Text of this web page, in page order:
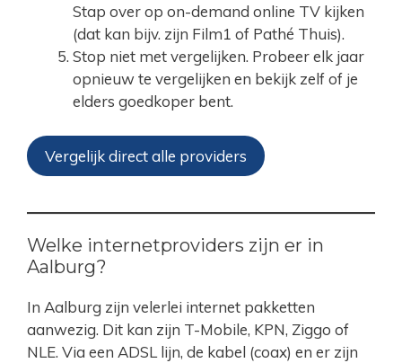
Stap over op on-demand online TV kijken
(dat kan bijv. zijn Film1 of Pathé Thuis).
Stop niet met vergelijken. Probeer elk jaar
opnieuw te vergelijken en bekijk zelf of je
elders goedkoper bent.
Vergelijk direct alle providers
Welke internetproviders zijn er in
Aalburg?
In Aalburg zijn velerlei internet pakketten
aanwezig. Dit kan zijn T-Mobile, KPN, Ziggo of
NLE. Via een ADSL lijn, de kabel (coax) en er zijn